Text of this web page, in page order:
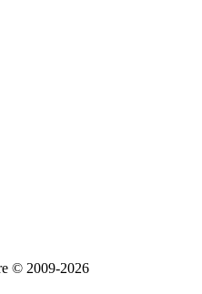
© 2009-2026